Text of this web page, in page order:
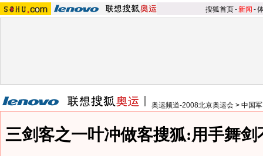
搜狐首页-新闻 -
奥运频道-2008北京奥运会 > 中国
三剑客之一叶冲做客搜狐:用手舞剑